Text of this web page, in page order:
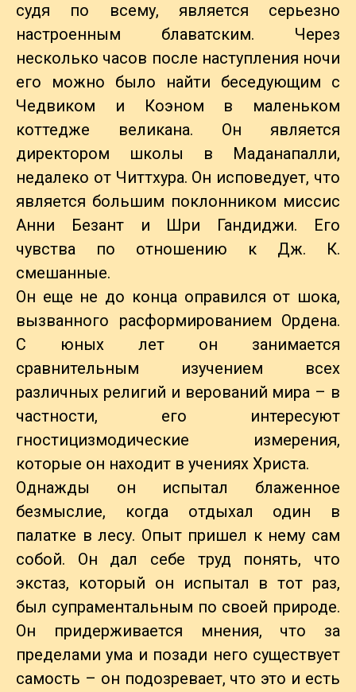
судя по всему, является серьезно
настроенным блаватским. Через
несколько часов после наступления ночи
его можно было найти беседующим с
Чедвиком и Коэном в маленьком
коттедже великана. Он является
директором школы в Маданапалли,
недалеко от Читтхура. Он исповедует, что
является большим поклонником миссис
Анни Безант и Шри Гандиджи. Его
чувства по отношению к Дж. К.
смешанные.
Он еще не до конца оправился от шока,
вызванного расформированием Ордена.
С юных лет он занимается
сравнительным изучением всех
различных религий и верований мира – в
частности, его интересуют
гностицизмодические измерения,
которые он находит в учениях Христа.
Однажды он испытал блаженное
безмыслие, когда отдыхал один в
палатке в лесу. Опыт пришел к нему сам
собой. Он дал себе труд понять, что
экстаз, который он испытал в тот раз,
был супраментальным по своей природе.
Он придерживается мнения, что за
пределами ума и позади него существует
самость – он подозревает, что это и есть